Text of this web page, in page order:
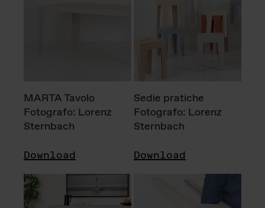
MARTA Tavolo
Fotografo: Lorenz
Sternbach
Download
Sedie pratiche
Fotografo: Lorenz
Sternbach
Download